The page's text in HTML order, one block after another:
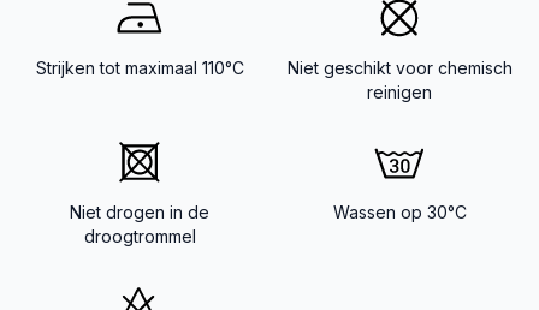
Strijken tot maximaal 110°C
Niet geschikt voor chemisch
reinigen
Niet drogen in de
droogtrommel
Wassen op 30°C